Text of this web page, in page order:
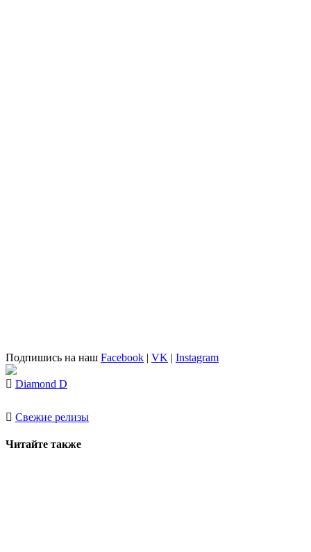
Подпишись на наш Facebook | VK | Instagram
Diamond D
Свежие релизы
Читайте также